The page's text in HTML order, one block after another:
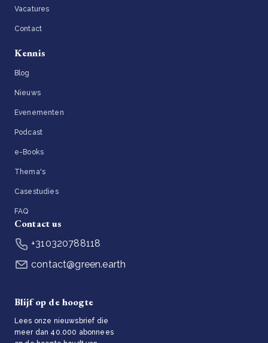
Vacatures
Contact
Kennis
Blog
Nieuws
Evenementen
Podcast
e-Books
Thema's
Casestudies
FAQ
Contact us
+310320788118
contact@green.earth
Blijf op de hoogte
Lees onze nieuwsbrief die
meer dan 40.000 abonnees